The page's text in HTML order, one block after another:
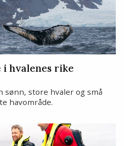
hvalenes rike
sønn, store hvaler og små
havområde.